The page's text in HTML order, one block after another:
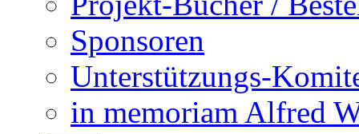
Sponsoren
Unterstützungs-
in memoriam Alfred